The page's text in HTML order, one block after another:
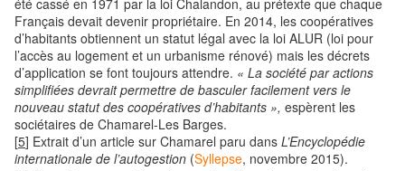
Français devait devenir propriétaire. En 2014, les coopératives
d’habitants obtiennent un statut légal avec la loi ALUR (loi pour
l’accès au logement et un urbanisme rénové) mais les décrets
d’application se font toujours attendre. « La société par actions
simplifiées devrait permettre de basculer facilement vers le
nouveau statut des coopératives d’habitants », espèrent les
sociétaires de Chamarel-Les Barges.
[5] Extrait d’un article sur Chamarel paru dans L’Encyclopédie
internationale de l’autogestion (Syllepse, novembre 2015).